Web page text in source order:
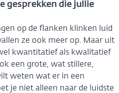
gesprekken die jullie
op de flanken klinken luid
ze ook meer op. Maar uit
kwantitatief als kwalitatief
een grote, wat stillere,
weten wat er in een
je niet alleen naar de luidste